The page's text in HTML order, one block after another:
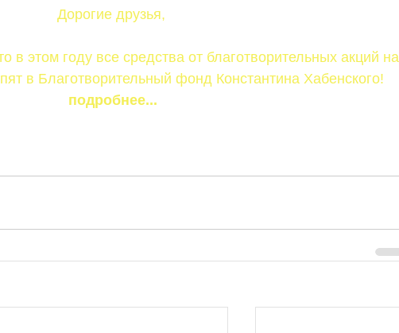
Дорогие друзья,
этом году все средства от благотворительных акций на
в Благотворительный фонд Константина Хабенского!
подробнее...